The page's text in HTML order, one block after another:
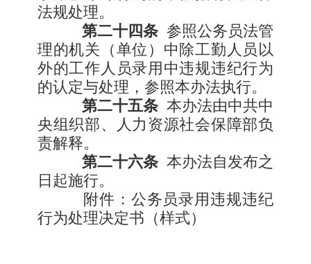
法规处理。
第二十四条 参照公务员法管
理的机关（单位）中除工勤人员以
外的工作人员录用中违规违纪行为
的认定与处理，参照本办法执行。
第二十五条 本办法由中共中
央组织部、人力资源社会保障部负
责解释。
第二十六条 本办法自发布之
日起施行。
附件：公务员录用违规违纪
行为处理决定书（样式）